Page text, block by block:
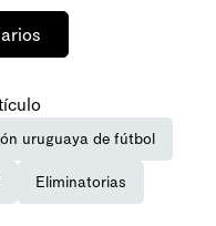
uruguaya de fútbol
Eliminatorias